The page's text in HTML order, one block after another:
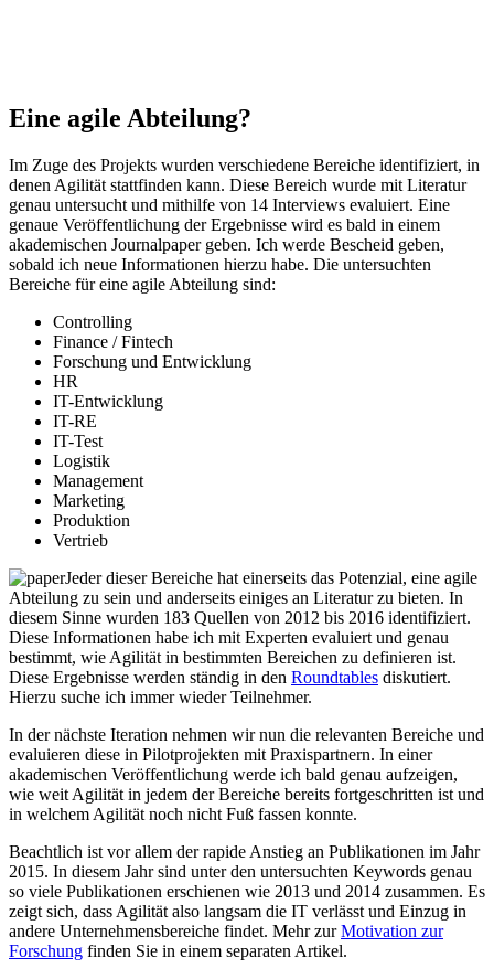
Eine agile Abteilung?
Im Zuge des Projekts wurden verschiedene Bereiche identifiziert, in
denen Agilität stattfinden kann. Diese Bereich wurde mit Literatur
genau untersucht und mithilfe von 14 Interviews evaluiert. Eine
genaue Veröffentlichung der Ergebnisse wird es bald in einem
akademischen Journalpaper geben. Ich werde Bescheid geben,
sobald ich neue Informationen hierzu habe. Die untersuchten
Bereiche für eine agile Abteilung sind:
Controlling
Finance / Fintech
Forschung und Entwicklung
HR
IT-Entwicklung
IT-RE
IT-Test
Logistik
Management
Marketing
Produktion
Vertrieb
Jeder dieser Bereiche hat einerseits das Potenzial, eine agile
Abteilung zu sein und anderseits einiges an Literatur zu bieten. In
diesem Sinne wurden 183 Quellen von 2012 bis 2016 identifiziert.
Diese Informationen habe ich mit Experten evaluiert und genau
bestimmt, wie Agilität in bestimmten Bereichen zu definieren ist.
Diese Ergebnisse werden ständig in den Roundtables diskutiert.
Hierzu suche ich immer wieder Teilnehmer.
In der nächste Iteration nehmen wir nun die relevanten Bereiche und
evaluieren diese in Pilotprojekten mit Praxispartnern. In einer
akademischen Veröffentlichung werde ich bald genau aufzeigen,
wie weit Agilität in jedem der Bereiche bereits fortgeschritten ist und
in welchem Agilität noch nicht Fuß fassen konnte.
Beachtlich ist vor allem der rapide Anstieg an Publikationen im Jahr
2015. In diesem Jahr sind unter den untersuchten Keywords genau
so viele Publikationen erschienen wie 2013 und 2014 zusammen. Es
zeigt sich, dass Agilität also langsam die IT verlässt und Einzug in
andere Unternehmensbereiche findet. Mehr zurMotivation zur
Forschung finden Sie in einem separaten Artikel.